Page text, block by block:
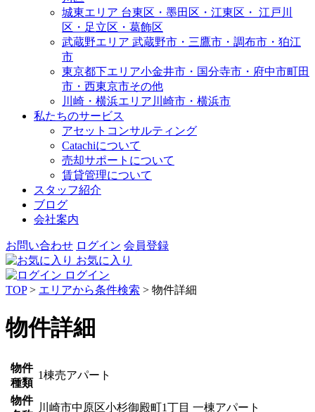
城東エリア 台東区・墨田区・江東区・ 江戸川
区・足立区・葛飾区
武蔵野エリア 武蔵野市・三鷹市・調布市・ 狛江
市
東京都下エリア小金井市・国分寺市・府中市町田
市・西東京市その他
川崎・横浜エリア 川崎市・横浜市
私たちのサービス
アセットコンサルティング
Catachiについて
売却サポートについて
賃貸管理について
スタッフ紹介
ブログ
会社案内
お問い合わせ ログイン 会員登録
お気に入り
ログイン
TOP> エリアから条件検索 > 物件詳細
物件詳細
物件
種類
1棟売アパート
物件
川崎市中原区小杉御殿町1丁目 一棟アパート